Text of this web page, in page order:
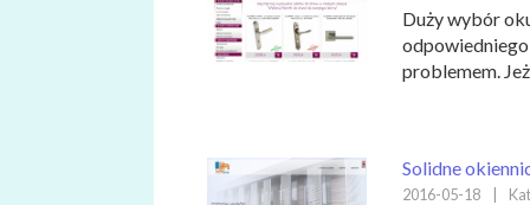
Duży wybór
problemem.
Solidne
2016-05-18